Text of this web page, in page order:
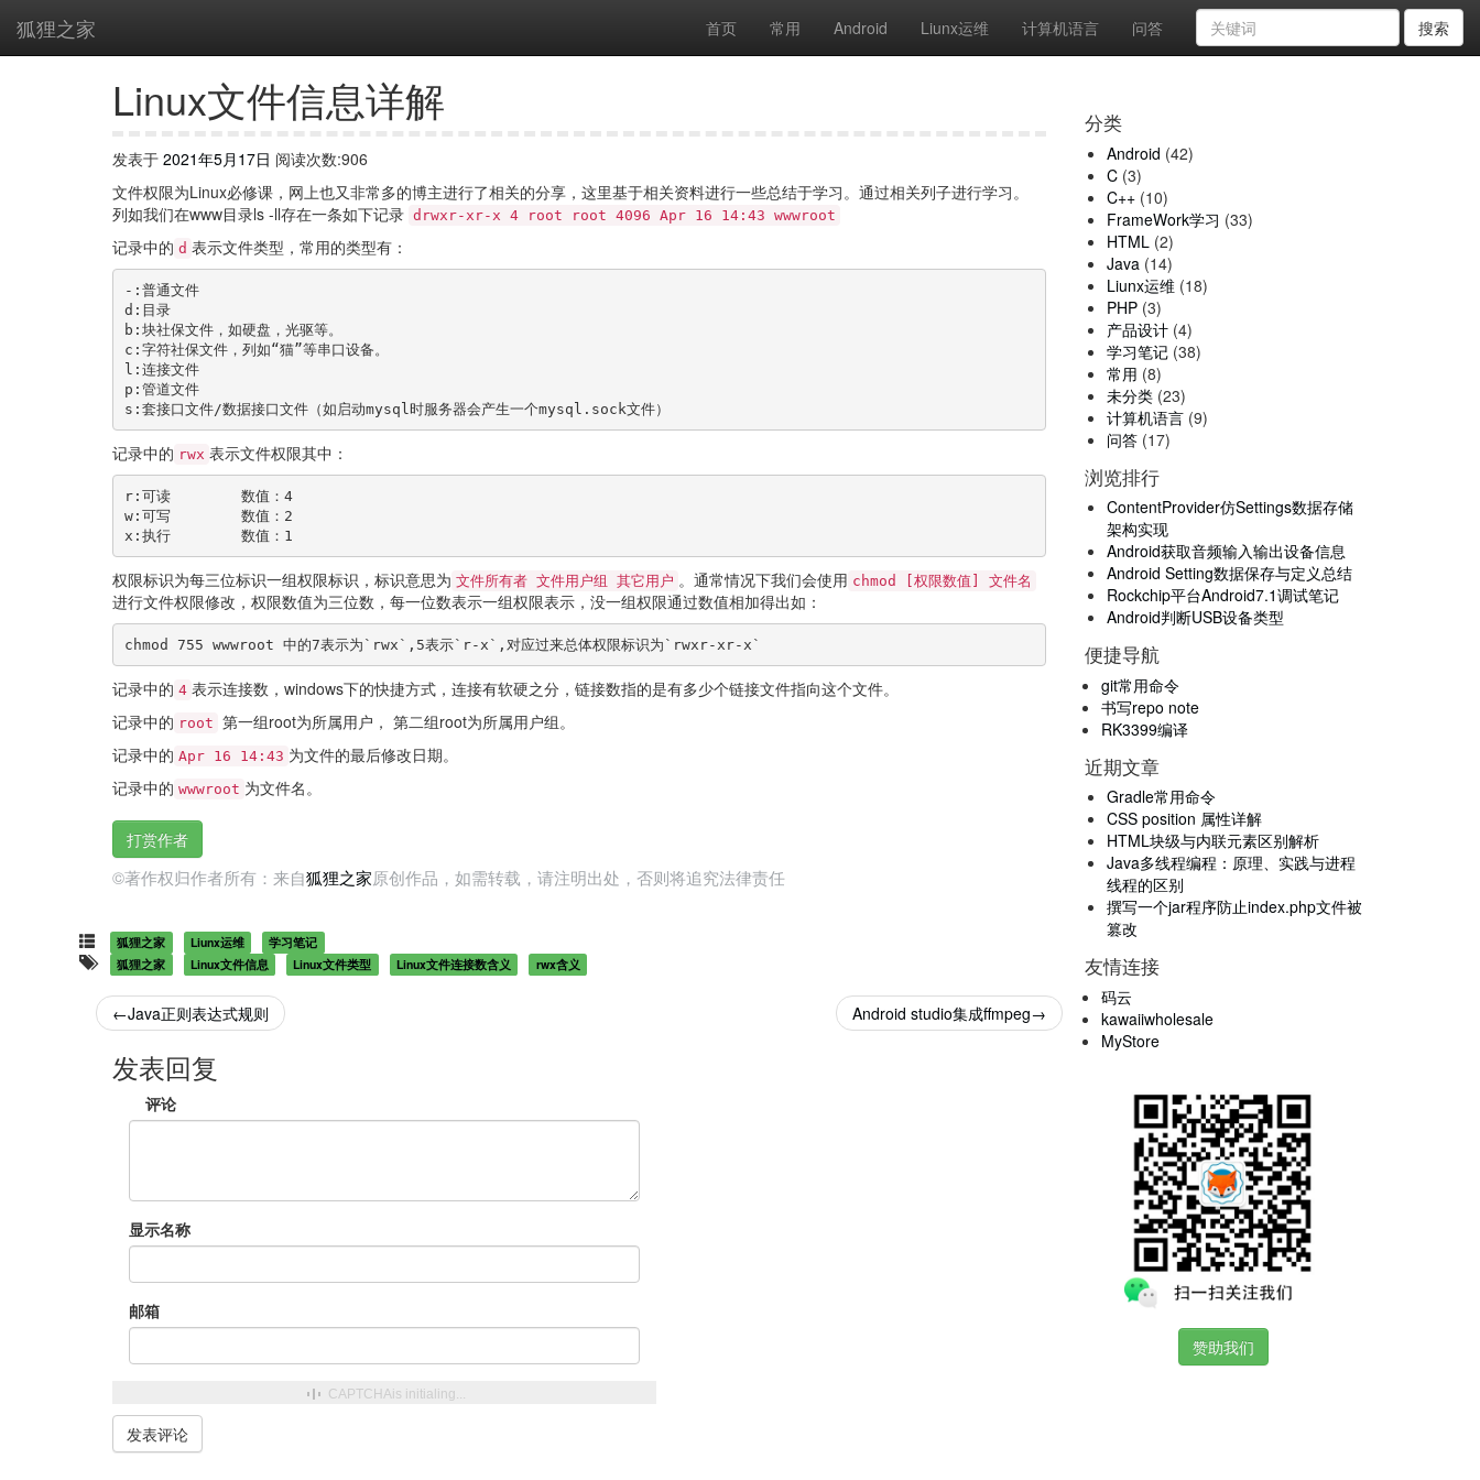
狐狸之家 搜索
首页 常用 Android Liunx运维 计算机语言 问答
Linux文件信息详解
发表于 2021年5月17日 阅读次数:906
文件权限为Linux必修课，网上也又非常多的博主进行了相关的分享，这里基于相关资料进行一些总结于学习。通过相关列子进行学习。
列如我们在www目录ls -ll存在一条如下记录 drwxr-xr-x 4 root root 4096 Apr 16 14:43 wwwroot
记录中的 d 表示文件类型，常用的类型有：
-:普通文件
d:目录
b:块社保文件，如硬盘，光驱等。
c:字符社保文件，列如“猫”等串口设备。
l:连接文件
p:管道文件
s:套接口文件/数据接口文件（如启动mysql时服务器会产生一个mysql.sock文件）
记录中的 rwx 表示文件权限其中：
r:可读        数值：4
w:可写        数值：2
x:执行        数值：1
权限标识为每三位标识一组权限标识，标识意思为 文件所有者 文件用户组 其它用户 。通常情况下我们会使用 chmod [权限数值] 文件名
进行文件权限修改，权限数值为三位数，每一位数表示一组权限表示，没一组权限通过数值相加得出如：
chmod 755 wwwroot 中的7表示为`rwx`,5表示`r-x`,对应过来总体权限标识为`rwxr-xr-x`
记录中的 4 表示连接数，windows下的快捷方式，连接有软硬之分，链接数指的是有多少个链接文件指向这个文件。
记录中的 root 第一组root为所属用户， 第二组root为所属用户组。
记录中的 Apr 16 14:43 为文件的最后修改日期。
记录中的 wwwroot 为文件名。
打赏作者
©著作权归作者所有：来自狐狸之家原创作品，如需转载，请注明出处，否则将追究法律责任
狐狸之家 Liunx运维
学习笔记
狐狸之家
Linux文件信息 Linux文件类型 Linux文件连接数含义 rwx含义
←Java正则表达式规则 Android studio集成ffmpeg→
发表回复
评论
显示名称
邮箱
CAPTCHAis initialing...
分类
Android (42)
C(3)
C++(10)
FrameWork学习 (33)
HTML (2)
Java (14)
Liunx运维(18)
PHP(3)
产品设计(4)
学习笔记(38)
常用 (8)
未分类(23)
计算机语言(9)
问答(17)
浏览排行
ContentProvider仿Settings数据存储
架构实现
Android获取音频输入输出设备信息
Android Setting数据保存与定义总结
Rockchip平台Android7.1调试笔记
Android判断USB设备类型
便捷导航
git常用命令
书写repo note
RK3399编译
近期文章
Gradle常用命令
CSS position 属性详解
HTML块级与内联元素区别解析
Java多线程编程：原理、实践与进程
线程的区别
撰写一个jar程序防止index.php文件被
篡改
友情连接
码云
kawaiiwholesale
MyStore
赞助我们